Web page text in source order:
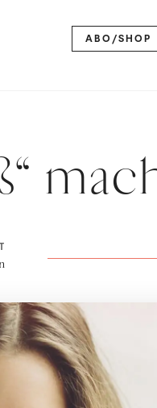
ABO/SHOP